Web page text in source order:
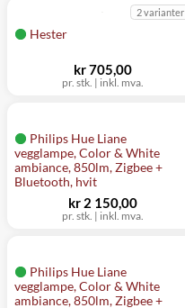
Hester
2 varianter
pr. stk. | inkl. mva.
kr 705,00
Philips Hue Liane
vegglampe, Color & White
ambiance, 850lm, Zigbee +
Bluetooth, hvit
pr. stk. | inkl. mva.
kr 2 150,00
Philips Hue Liane
vegglampe, Color & White
ambiance, 850lm, Zigbee +